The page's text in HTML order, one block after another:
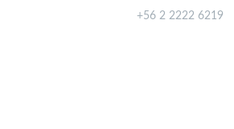
+56 2 2222 6219